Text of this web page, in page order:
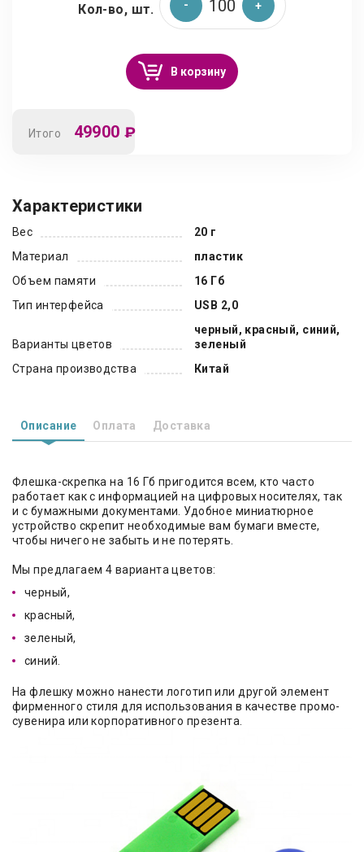
Кол-во, шт.
В корзину
Итого 49900 ₽
Характеристики
Вес
20 г
Материал
пластик
Объем памяти
16 Гб
Тип интерфейса
USB 2,0
Варианты цветов
черный, красный, синий,
зеленый
Страна производства
Китай
Описание Оплата Доставка
Флешка-скрепка на 16 Гб пригодится всем, кто часто
работает как с информацией на цифровых носителях, так
и с бумажными документами. Удобное миниатюрное
устройство скрепит необходимые вам бумаги вместе,
чтобы ничего не забыть и не потерять.
Мы предлагаем 4 варианта цветов:
черный,
красный,
зеленый,
синий.
На флешку можно нанести логотип или другой элемент
фирменного стиля для использования в качестве промо-
сувенира или корпоративного презента.